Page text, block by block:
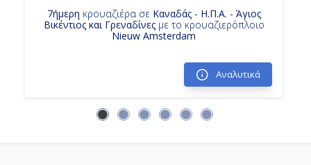
7ήμερη κρουαζιέρα σε Καναδάς - Η.Π.Α. - Άγιος
Βικέντιος και Γρεναδίνεςμε το κρουαζιερόπλοιο
Nieuw Amsterdam
Αναλυτικά